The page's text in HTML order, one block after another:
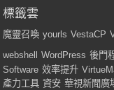
標籤雲
魔靈召喚 yourls VestaCP
webshell WordPress 後門
Software 效率提升
產力工具 資安 華視新聞廣